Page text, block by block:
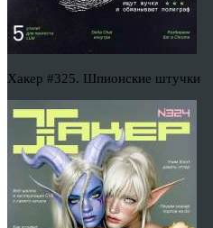
Хакер #325. Шпионские штучки